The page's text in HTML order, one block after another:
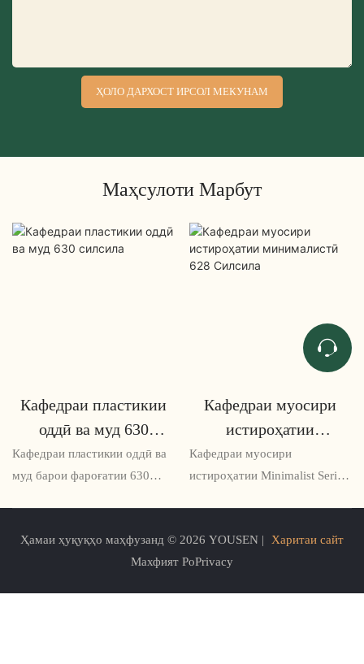
ҲОЛО ДАРХОСТ ИРСОЛ МЕКУНАМ
Маҳсулоти Марбут
Кафедраи пластикии
оддӣ ва муд 630
силсила
Кафедраи пластикии оддӣ ва
муд барои фароғатии 630
курсӣ аз пластикаи мустаҳкам
сохта шудааст, ки барои
Кафедраи муосири
истироҳатии
минималистӣ 628
Силсила
Кафедраи муосири
истироҳатии Minimalist Series
бароҳат ва ҳам услубро
пешниҳод мекунад. Тарҳи
Ҳамаи ҳуқуқҳо маҳфузанд © 2026 YOUSEN | Харитаи сайт
Махфият PoPrivacy